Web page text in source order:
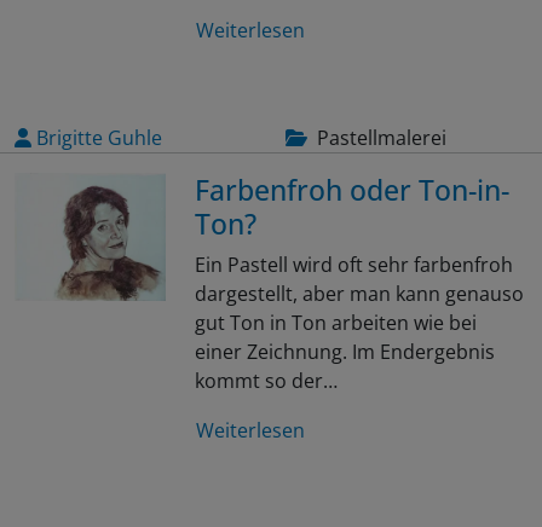
Weiterlesen
Brigitte Guhle Pastellmalerei
Farbenfroh oder Ton-in-
Ton?
Ein Pastell wird oft sehr farbenfroh
dargestellt, aber man kann genauso
gut Ton in Ton arbeiten wie bei
einer Zeichnung. Im Endergebnis
kommt so der…
Weiterlesen